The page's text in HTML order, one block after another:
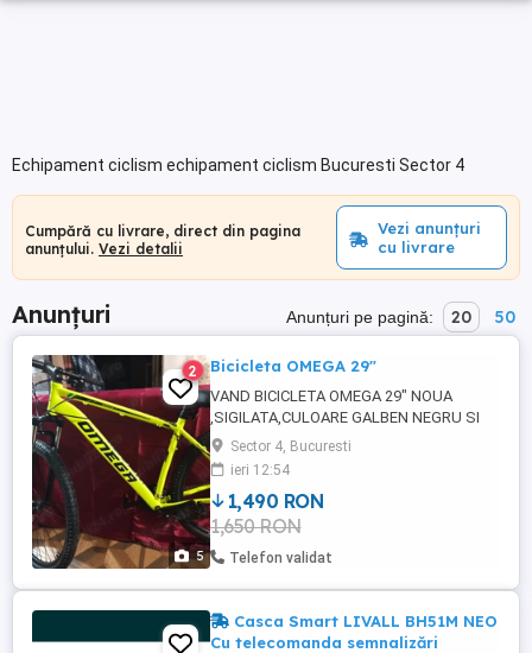
Echipament ciclism echipament ciclism Bucuresti Sector 4
Cumpără cu livrare, direct din pagina
anunțului. Vezi detalii
Vezi anunțuri
cu livrare
Anunțuri Anunțuri pe pagină: 20 50
5
2 Bicicleta OMEGA 29"
VAND BICICLETA OMEGA 29" NOUA
,SIGILATA,CULOARE GALBEN NEGRU SI
UNA ALB ALBASTRU,CU FRANE
HIDRAULICE PE DISC . PRET 1600 LEI.
PENTRU MAI MULTE INFORMATII VA
STAU LA DISPOZITIE. Este o alegere
excelentă pentru cei ce vor o bicicletă cu
roți mari pentru viteză și stabilitate,
Sector 4, Bucuresti
ieri 12:54
1,490 RON
1,650 RON
Telefon validat
Casca Smart LIVALL BH51M NEO
Cu telecomanda semnalizări